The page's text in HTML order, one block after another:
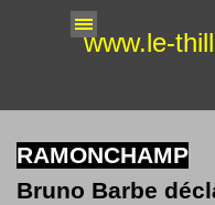
Aller au contenu
Sauter le menu
www.le-
RAMONCHAMP
Bruno Barbe